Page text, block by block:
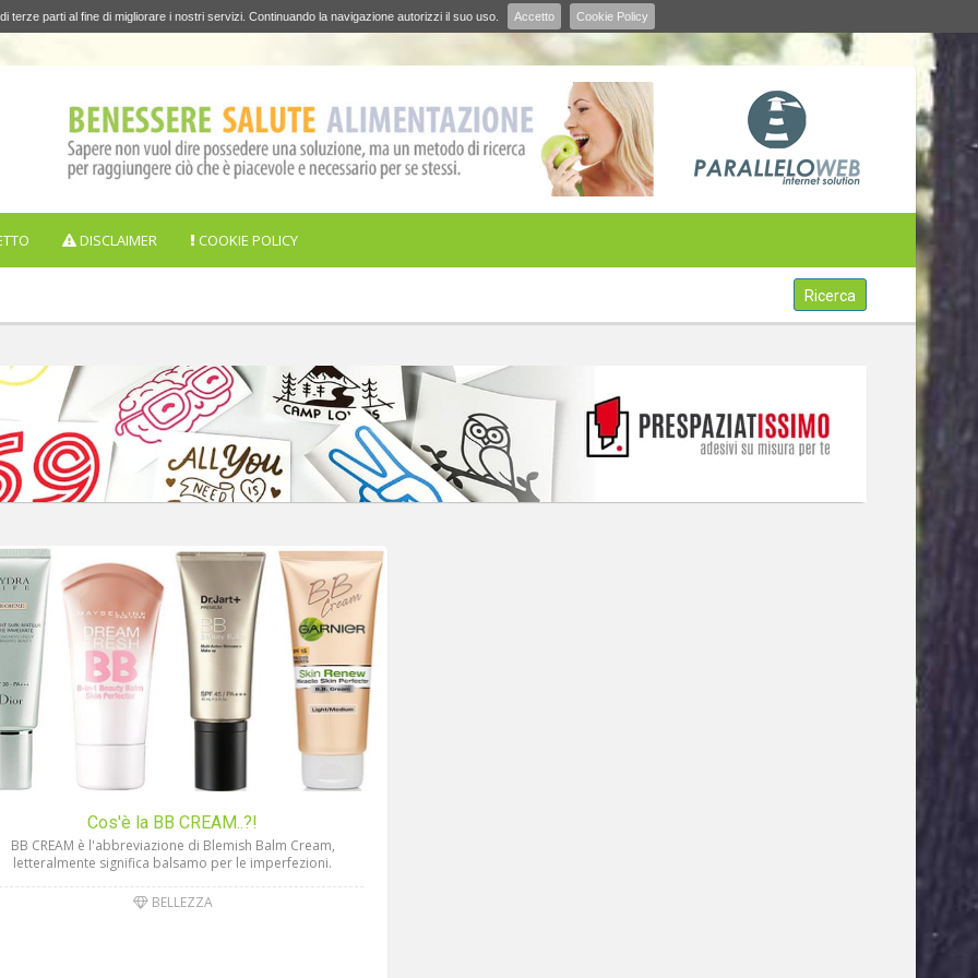
terze parti al fine di migliorare i nostri servizi. Continuando la navigazione autorizzi il suo uso. Accetto Cookie Policy
DISCLAIMER COOKIE POLICY
Ricerca
Cos'è la BB CREAM..?!
BB CREAM è l'abbreviazione di Blemish Balm Cream,
letteralmente significa balsamo per le imperfezioni.
BELLEZZA